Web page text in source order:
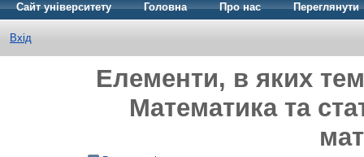
Сайт університету Головна Про нас Переглянути
Вхід
Елементи, в яких
Математика та